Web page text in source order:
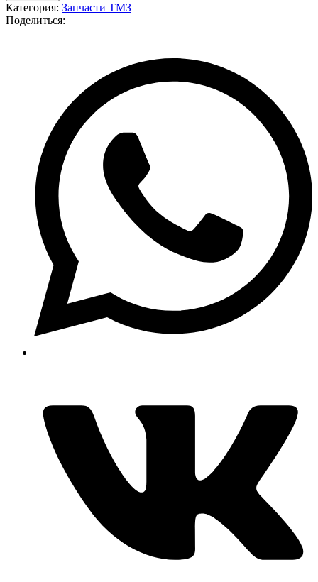
Категория: Запчасти ТМЗ
Поделиться: